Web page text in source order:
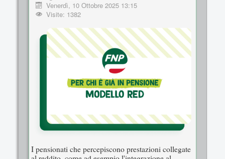
Venerdì, 10 Ottobre 2025 13:15
Visite: 1382
I pensionati che percepiscono prestazioni collegate